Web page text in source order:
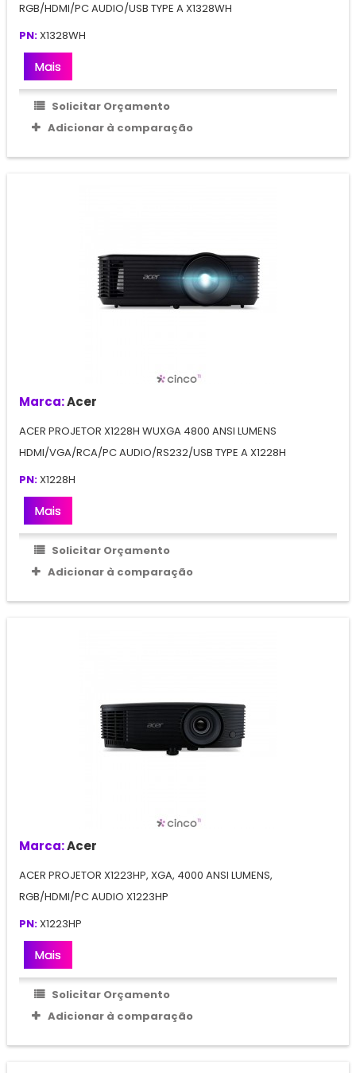
RGB/HDMI/PC AUDIO/USB TYPE A X1328WH
PN:X1328WH
Mais
Solicitar Orçamento
Adicionar à comparação
Marca:Acer
ACER PROJETOR X1228H WUXGA 4800 ANSI LUMENS
HDMI/VGA/RCA/PC AUDIO/RS232/USB TYPE A X1228H
PN:X1228H
Mais
Solicitar Orçamento
Adicionar à comparação
Marca:Acer
ACER PROJETOR X1223HP, XGA, 4000 ANSI LUMENS,
RGB/HDMI/PC AUDIO X1223HP
PN:X1223HP
Mais
Solicitar Orçamento
Adicionar à comparação